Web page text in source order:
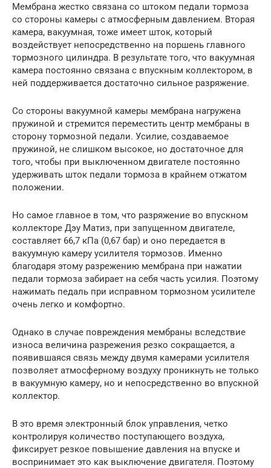
Мембрана жестко связана со штоком педали тормоза
со стороны камеры с атмосферным давлением. Вторая
камера, вакуумная, тоже имеет шток, который
воздействует непосредственно на поршень главного
тормозного цилиндра. В результате того, что вакуумная
камера постоянно связана с впускным коллектором, в
ней поддерживается достаточно сильное разряжение.
Со стороны вакуумной камеры мембрана нагружена
пружиной и стремится переместить центр мембраны в
сторону тормозной педали. Усилие, создаваемое
пружиной, не слишком высокое, но достаточное для
того, чтобы при выключенном двигателе постоянно
удерживать шток педали тормоза в крайнем отжатом
положении.
Но самое главное в том, что разряжение во впускном
коллекторе Дэу Матиз, при запущенном двигателе,
составляет 66,7 кПа (0,67 бар) и оно передается в
вакуумную камеру усилителя тормозов. Именно
благодаря этому разрежению мембрана при нажатии
педали тормоза забирает на себя часть усилия. Поэтому
нажимать педаль при исправном тормозном усилителе
очень легко и комфортно.
Однако в случае повреждения мембраны вследствие
износа величина разрежения резко сокращается, а
появившаяся связь между двумя камерами усилителя
позволяет атмосферному воздуху проникнуть не только
в вакуумную камеру, но и непосредственно во впускной
коллектор.
В это время электронный блок управления, четко
контролируя количество поступающего воздуха,
фиксирует резкое повышение давления на впуске и
воспринимает это как выключение двигателя. Поэтому